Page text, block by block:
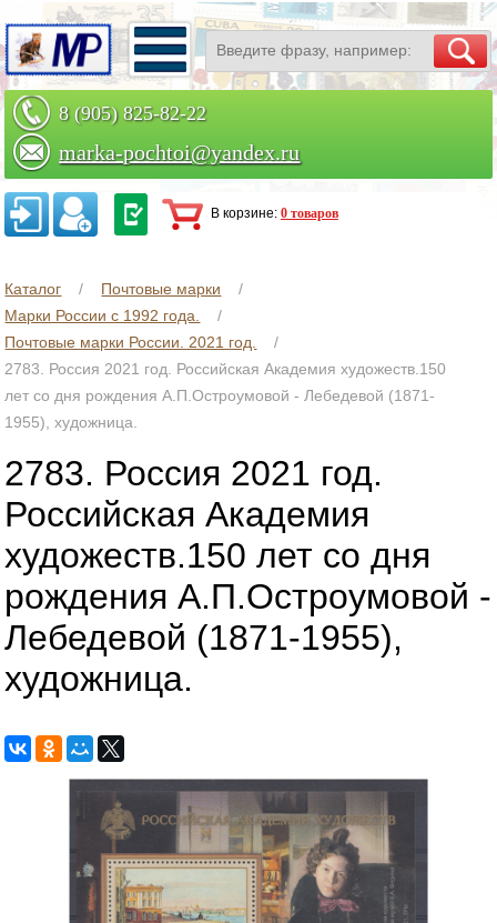
8 (905) 825-82-22
marka-pochtoi@yandex.ru
Заказать по телефону
В корзине: 0 товаров
Каталог
Почтовые марки
Марки России с 1992 года.
Почтовые марки России. 2021 год.
2783. Россия 2021 год. Российская Академия художеств.150
лет со дня рождения А.П.Остроумовой - Лебедевой (1871-
1955), художница.
2783. Россия 2021 год.
Российская Академия
художеств.150 лет со дня
рождения А.П.Остроумовой -
Лебедевой (1871-1955),
художница.